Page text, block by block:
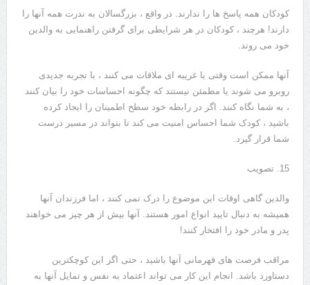
کودکان همه پاسخ ها را ندارند. در واقع ، بزرگسالان به ندرت همه آنها را
دارند! هرچند ، کودکان در هر شرایطی برای گرفتن راهنمایی به والدین
خود می روند.
آنها ممکن است وقتی با غریبه ای ملاقات می کنند ، با تجربه جدیدی
روبرو می شوند یا مطمئن نیستند که چگونه احساسات خود را بیان کنند
، به شما نگاه کنند. اگر در رابطه خود سطح اطمینان را ایجاد کرده
باشید ، کودک شما احساس امنیت می کند تا بتواند در مسیر درست
شما قرار گیرد.
15. تصویب
والدین گاهی اوقات این موضوع را درک نمی کنند ، اما فرزندان آنها
همیشه به دنبال تایید انواع امور هستند. آنها بیش از هر چیز می خواهند
پدر و مادر خود را افتخار کنند!
مراقب فرصت های قهرمانی آنها باشید ، حتی اگر این کوچکترین
دستاورد باشد. انجام این کار می تواند اعتماد به نفس و تمایل آنها به